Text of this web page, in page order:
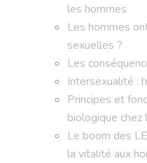
les hommes
Les hommes
sexuelles ?
Les
Intersexualité :
Principes et
biologique chez
Le boom des
la vitalité aux